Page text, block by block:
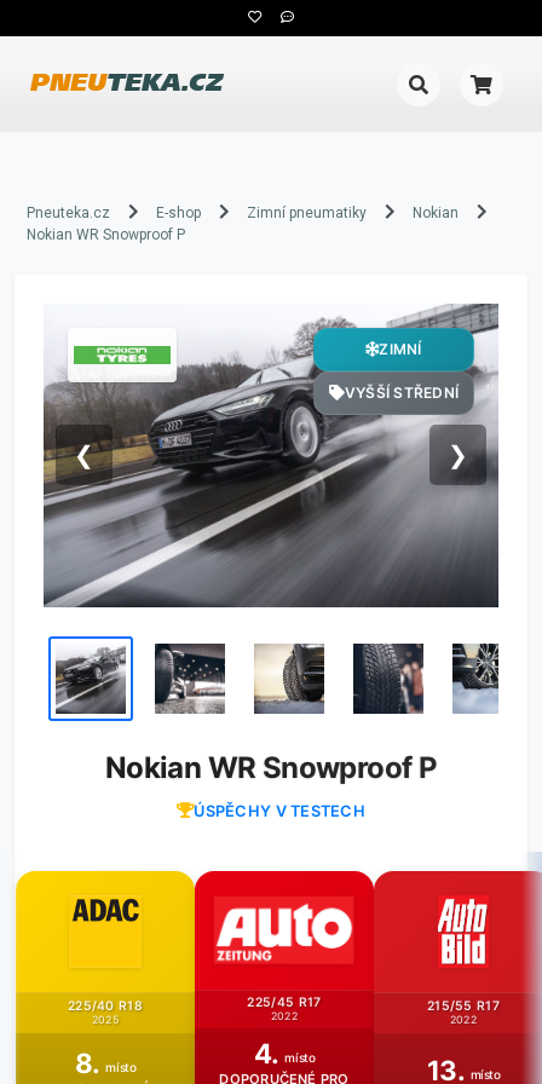
PNEUTEKA.CZ
Pneuteka.cz E-shop Zimní pneumatiky
Nokian
Nokian WR Snowproof P
ZIMNÍ
VYŠŠÍ STŘEDNÍ
❮ ❯
Nokian WR Snowproof P
ÚSPĚCHY V TESTECH
225/40 R18
2025
8.místo
225/45 R17
2022
4.místo
DOPORUČENÉ PRO
215/55 R17
2022
13. místo